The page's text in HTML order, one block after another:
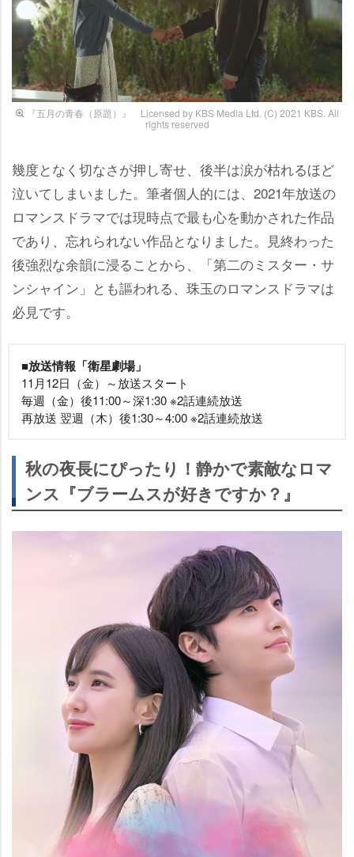
『五月の青春（原題）』 Licensed by KBS Media Ltd. (C) 2021 KBS. All
rights reserved
幾度となく切なさが押し寄せ、後半は涙が枯れるほど
泣いてしまいました。筆者個人的には、2021年放送の
ロマンスドラマでは現時点で最も心を動かされた作品
であり、忘れられない作品となりました。見終わった
後強烈な余韻に浸ることから、「第二のミスター・サ
ンシャイン」とも謳われる、珠玉のロマンスドラマは
必見です。
■放送情報「衛星劇場」
11月12日（金）～放送スタート
毎週（金）後11:00～深1:30 ※2話連続放送
再放送 翌週（木）後1:30～4:00 ※2話連続放送
秋の夜長にぴったり！静かで素敵なロマ
ンス『ブラームスが好きですか？』